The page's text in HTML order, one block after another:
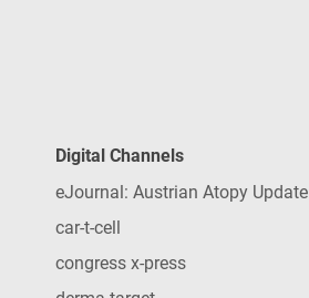
Digital Channels
eJournal: Austrian Atopy Update
car-t-cell
congress x-press